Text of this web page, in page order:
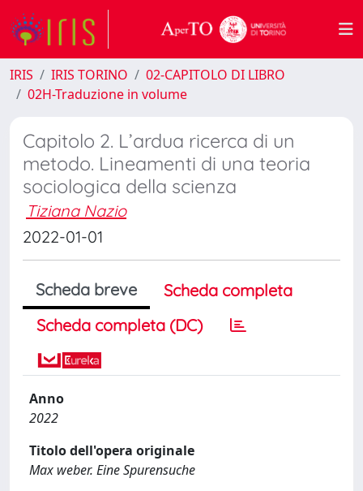
IRIS IRIS TORINO
02-CAPITOLO DI LIBRO
02H-Traduzione in volume
Capitolo 2. L’ardua ricerca di un
metodo. Lineamenti di una teoria
sociologica della scienza
Tiziana Nazio
2022-01-01
Scheda breve
Scheda completa
Scheda completa (DC)
Anno
2022
Titolo dell'opera originale
Max weber. Eine Spurensuche